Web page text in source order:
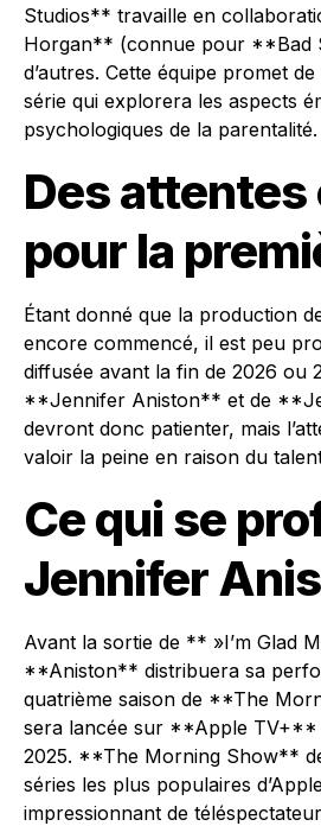
Studios** travaille en
Horgan** (connue pour **Bad
d’autres. Cette équipe promet
série qui explorera les aspects
psychologiques de la parentalité.
Des attentes
pour la
Étant donné que la production
encore commencé, il est peu
diffusée avant la fin de 2026 ou
**Jennifer Aniston** et de
devront donc patienter, mais
valoir la peine en raison du
Ce qui se
Jennifer
Avant la sortie de ** »I’m Glad
**Aniston** distribuera sa
quatrième saison de **The
sera lancée sur **Apple TV+**
2025. **The Morning Show**
séries les plus populaires
impressionnant de